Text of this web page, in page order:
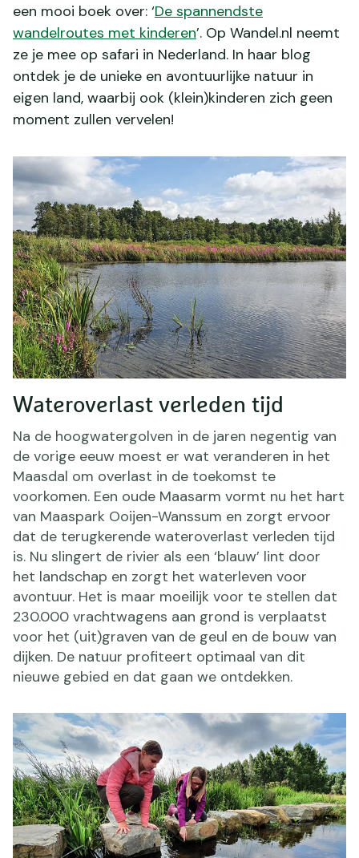
een mooi boek over: ‘De spannendste
wandelroutes met kinderen’. Op Wandel.nl neemt
ze je mee op safari in Nederland. In haar blog
ontdek je de unieke en avontuurlijke natuur in
eigen land, waarbij ook (klein)kinderen zich geen
moment zullen vervelen!
Wateroverlast verleden tijd
Na de hoogwatergolven in de jaren negentig van
de vorige eeuw moest er wat veranderen in het
Maasdal om overlast in de toekomst te
voorkomen. Een oude Maasarm vormt nu het hart
van Maaspark Ooijen-Wanssum en zorgt ervoor
dat de terugkerende wateroverlast verleden tijd
is. Nu slingert de rivier als een ‘blauw’ lint door
het landschap en zorgt het waterleven voor
avontuur. Het is maar moeilijk voor te stellen dat
230.000 vrachtwagens aan grond is verplaatst
voor het (uit)graven van de geul en de bouw van
dijken. De natuur profiteert optimaal van dit
nieuwe gebied en dat gaan we ontdekken.